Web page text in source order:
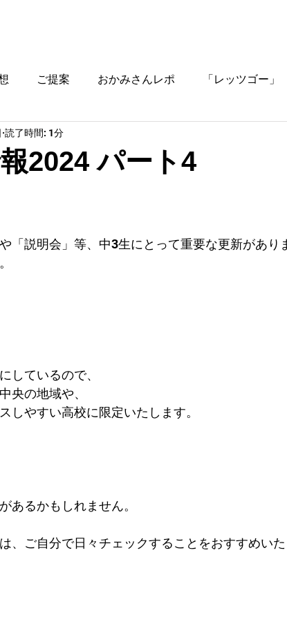
ご提案 おかみさんレポ 「レッツゴー」
情報
2024 パート4
読了時間: 1分
「説明会」等、中3生にとって重要な更新があり
しているので、
央の地域や、
しやすい高校に限定いたします。
あるかもしれません。
、ご自分で日々チェックすることをおすすめい